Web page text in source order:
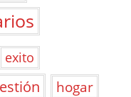
exito
hogar